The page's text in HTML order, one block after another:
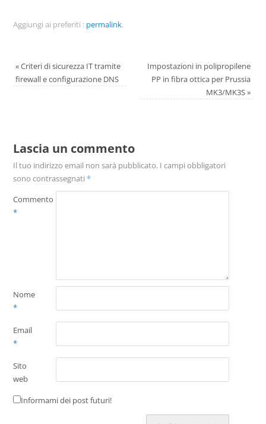
Aggiungi ai preferiti : permalink.
«Criteri di sicurezza IT tramite
firewall e configurazione DNS
Impostazioni in polipropilene
PP in fibra ottica per Prussia
MK3/MK3S»
Lascia un commento
Il tuo indirizzo email non sarà pubblicato. I campi obbligatori
sono contrassegnati *
Commento
*
Nome
*
Email
*
Sito
web
Informami dei post futuri!